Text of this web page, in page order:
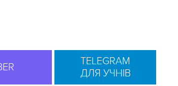
TELEGRAM
ДЛЯ УЧНІВ